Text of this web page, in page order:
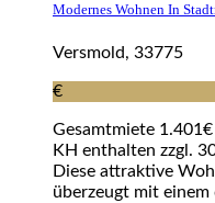
Modernes Wohnen In
Versmold, 33775
€
Gesamtmiete
KH enthalten zzgl.
Diese attraktive
überzeugt mit